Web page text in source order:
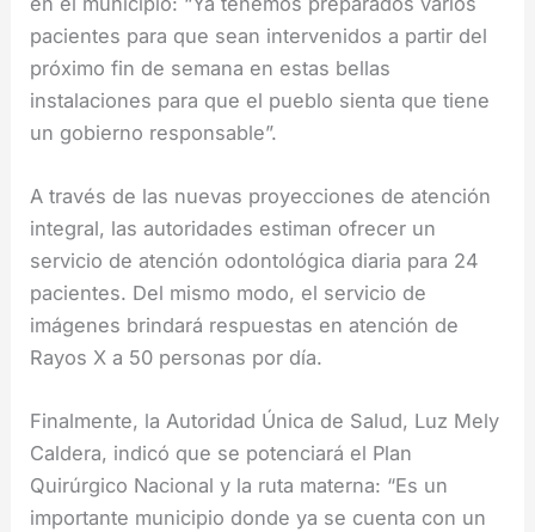
pacientes para que sean intervenidos a partir del
próximo fin de semana en estas bellas
instalaciones para que el pueblo sienta que tiene
un gobierno responsable”.
A través de las nuevas proyecciones de atención
integral, las autoridades estiman ofrecer un
servicio de atención odontológica diaria para 24
pacientes. Del mismo modo, el servicio de
imágenes brindará respuestas en atención de
Rayos X a 50 personas por día.
Finalmente, la Autoridad Única de Salud, Luz Mely
Caldera, indicó que se potenciará el Plan
Quirúrgico Nacional y la ruta materna: “Es un
importante municipio donde ya se cuenta con un